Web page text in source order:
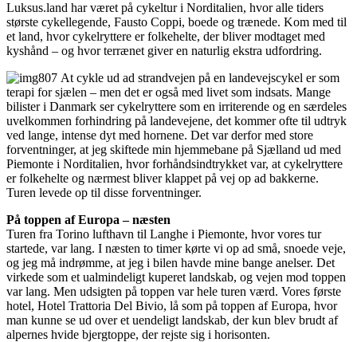
Luksus.land har været på cykeltur i Norditalien, hvor alle tiders
største cykellegende, Fausto Coppi, boede og trænede. Kom med til
et land, hvor cykelryttere er folkehelte, der bliver modtaget med
kyshånd – og hvor terrænet giver en naturlig ekstra udfordring.
At cykle ud ad strandvejen på en landevejscykel er som
terapi for sjælen – men det er også med livet som indsats. Mange
bilister i Danmark ser cykelryttere som en irriterende og en særdeles
uvelkommen forhindring på landevejene, det kommer ofte til udtryk
ved lange, intense dyt med hornene. Det var derfor med store
forventninger, at jeg skiftede min hjemmebane på Sjælland ud med
Piemonte i Norditalien, hvor forhåndsindtrykket var, at cykelryttere
er folkehelte og nærmest bliver klappet på vej op ad bakkerne.
Turen levede op til disse forventninger.
På toppen af Europa – næsten
Turen fra Torino lufthavn til Langhe i Piemonte, hvor vores tur
startede, var lang. I næsten to timer kørte vi op ad små, snoede veje,
og jeg må indrømme, at jeg i bilen havde mine bange anelser. Det
virkede som et ualmindeligt kuperet landskab, og vejen mod toppen
var lang. Men udsigten på toppen var hele turen værd. Vores første
hotel, Hotel Trattoria Del Bivio, lå som på toppen af Europa, hvor
man kunne se ud over et uendeligt landskab, der kun blev brudt af
alpernes hvide bjergtoppe, der rejste sig i horisonten.